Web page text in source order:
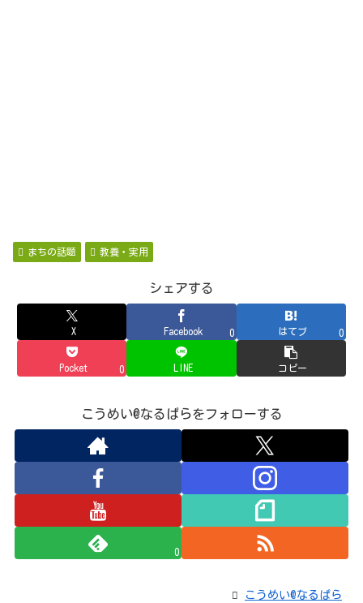
まちの話題 教養・実用
シェアする
X Facebook 0 はてブ 0
Pocket 0 LINE コピー
こうめい@なるぱらをフォローする
0
こうめい@なるぱら